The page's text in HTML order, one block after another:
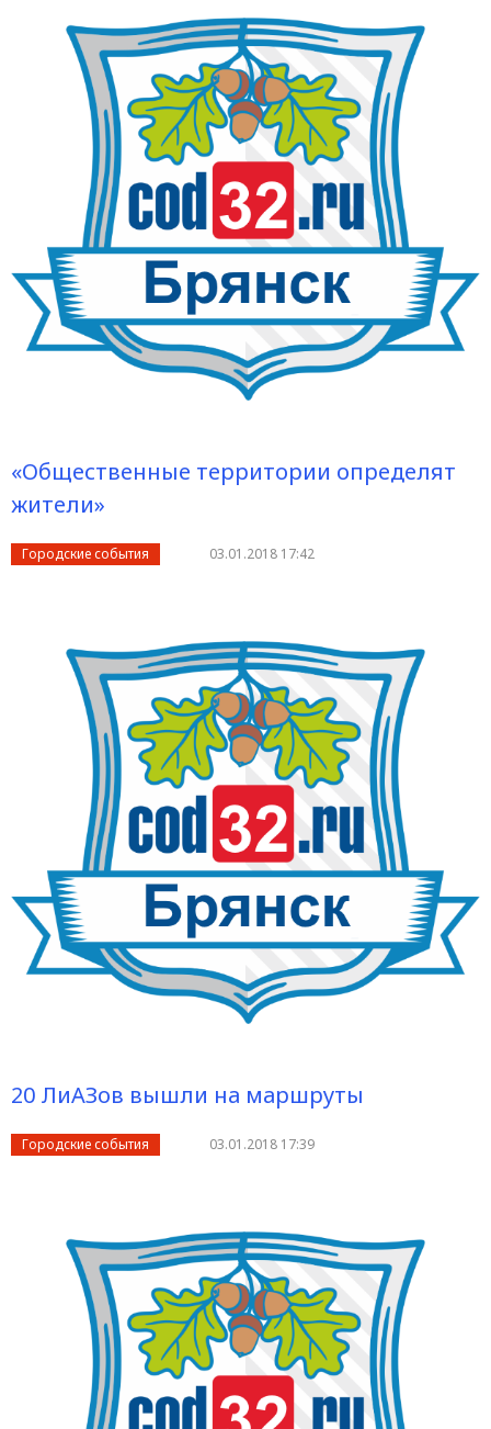
«Общественные территории определят
жители»
Городские события 03.01.2018 17:42
20 ЛиАЗов вышли на маршруты
Городские события 03.01.2018 17:39